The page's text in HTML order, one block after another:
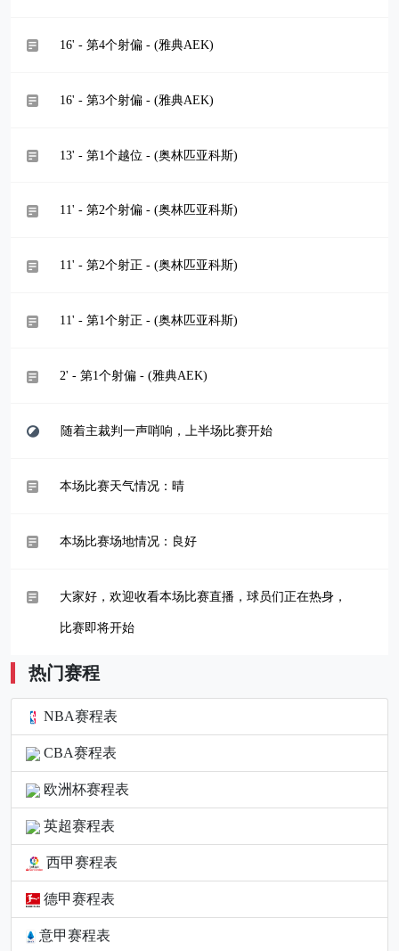
16' - 第4个射偏 - (雅典AEK)
16' - 第3个射偏 - (雅典AEK)
13' - 第1个越位 - (奥林匹亚科斯)
11' - 第2个射偏 - (奥林匹亚科斯)
11' - 第2个射正 - (奥林匹亚科斯)
11' - 第1个射正 - (奥林匹亚科斯)
2' - 第1个射偏 - (雅典AEK)
随着主裁判一声哨响，上半场比赛开始
本场比赛天气情况：晴
本场比赛场地情况：良好
大家好，欢迎收看本场比赛直播，球员们正在热身，
比赛即将开始
热门赛程
NBA赛程表
CBA赛程表
欧洲杯赛程表
英超赛程表
西甲赛程表
德甲赛程表
意甲赛程表